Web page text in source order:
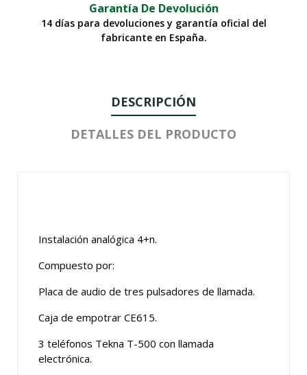
Garantía De Devolución
14 días para devoluciones y garantía oficial del
fabricante en España.
DESCRIPCIÓN
DETALLES DEL PRODUCTO
Instalación analógica 4+n.
Compuesto por:
Placa de audio de tres pulsadores de llamada.
Caja de empotrar CE615.
3 teléfonos Tekna T-500 con llamada
electrónica.